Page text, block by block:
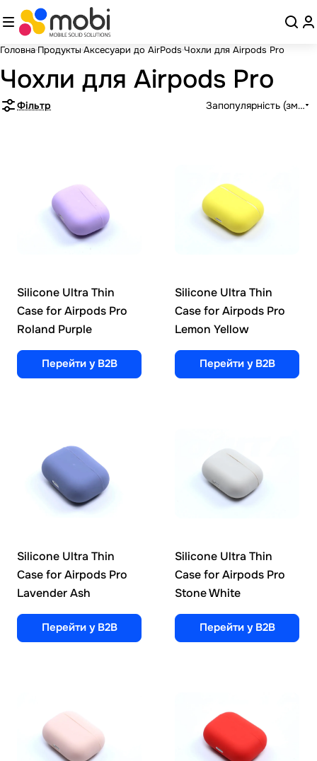
Головна Продукты Аксесуари до AirPods Чохли для Airpods Pro
Чохли для Airpods Pro
Фільтр Запопулярність
Silicone Ultra Thin
Case for Airpods Pro
Roland Purple
Перейти у B2B
Silicone Ultra Thin
Case for Airpods Pro
Lemon Yellow
Перейти у B2B
Silicone Ultra Thin
Case for Airpods Pro
Lavender Ash
Перейти у B2B
Silicone Ultra Thin
Case for Airpods Pro
Stone White
Перейти у B2B